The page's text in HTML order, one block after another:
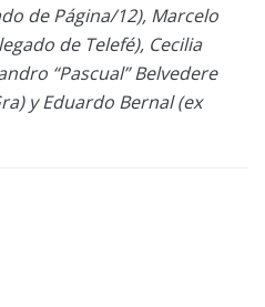
de Página/12), Marcelo
de Telefé), Cecilia
“Pascual” Belvedere
y Eduardo Bernal (ex